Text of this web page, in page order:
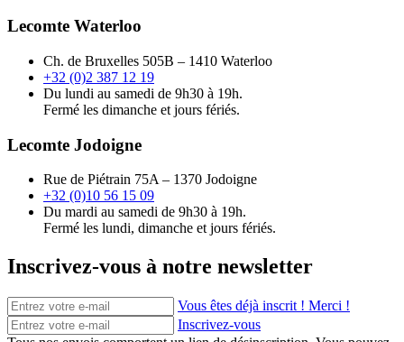
Lecomte Waterloo
Ch. de Bruxelles 505B – 1410 Waterloo
+32 (0)2 387 12 19
Du lundi au samedi de 9h30 à 19h.
Fermé les dimanche et jours fériés.
Lecomte Jodoigne
Rue de Piétrain 75A – 1370 Jodoigne
+32 (0)10 56 15 09
Du mardi au samedi de 9h30 à 19h.
Fermé les lundi, dimanche et jours fériés.
Inscrivez-vous à notre newsletter
Vous êtes déjà inscrit ! Merci !
Inscrivez-vous